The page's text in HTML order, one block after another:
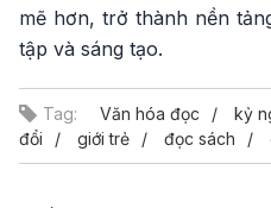
mẽ hơn, trở thành nền
tập và sáng tạo.
Tag: Văn hóa đọc kỷ
đổi
giới trẻ đọc sách